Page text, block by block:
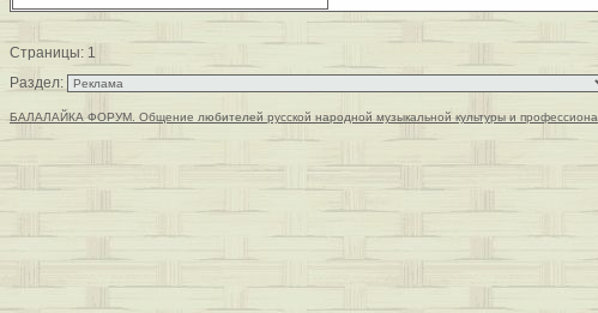
Страницы: 1
Раздел:
БАЛАЛАЙКА ФОРУМ. Общение любителей русской народной музыкальной культуры и